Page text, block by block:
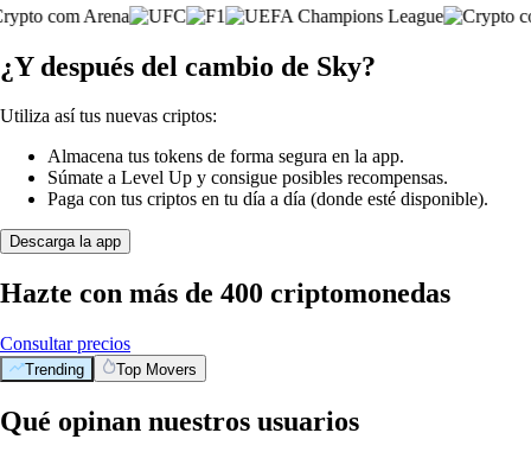
¿Y después del cambio de Sky?
Utiliza así tus nuevas criptos:
Almacena tus tokens de forma segura en la app.
Súmate a Level Up y consigue posibles recompensas.
Paga con tus criptos en tu día a día (donde esté disponible).
Descarga la app
Hazte con más de 400 criptomonedas
Consultar precios
Trending Top Movers
Qué opinan nuestros usuarios